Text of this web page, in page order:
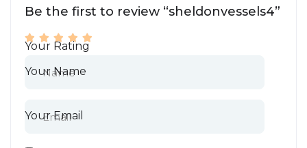
Be the first to review “sheldonvessels4”
Your Rating
Your Name
Your Email